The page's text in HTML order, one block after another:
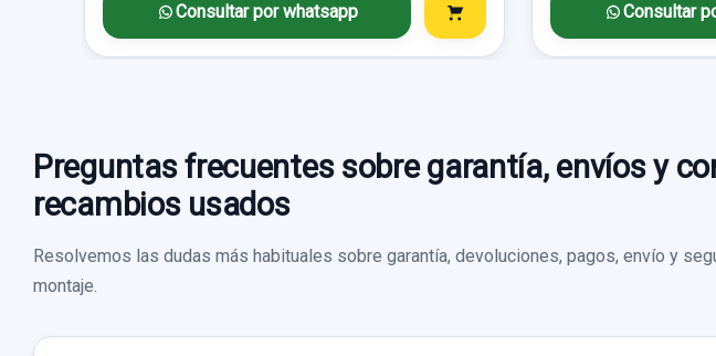
Consultar por whatsapp Consultar
Preguntas frecuentes sobre garantía, envíos y
recambios usados
Resolvemos las dudas más habituales sobre garantía, devoluciones, pagos, envío y
montaje.